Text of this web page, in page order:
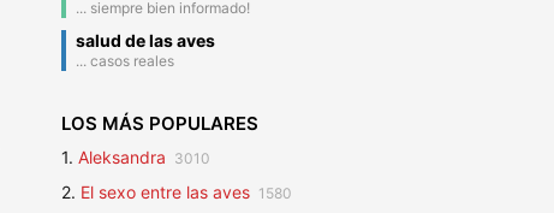
... siempre bien informado!
salud de las aves
... casos reales
LOS MÁS POPULARES
1. Aleksandra 3010
2. El sexo entre las aves 1580